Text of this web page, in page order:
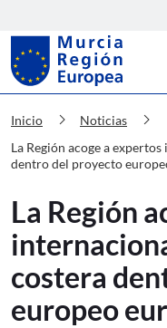
Murcia
Inicio chevron_right Noticias chevron_right
La Región acoge a
dentro del proyecto
La Región
costera
europeo